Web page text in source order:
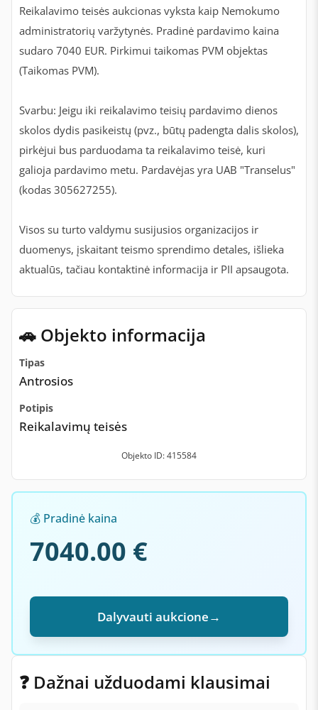
Reikalavimo teisės aukcionas vyksta kaip Nemokumo
administratorių varžytynės. Pradinė pardavimo kaina
sudaro 7040 EUR. Pirkimui taikomas PVM objektas
(Taikomas PVM).
Svarbu: Jeigu iki reikalavimo teisių pardavimo dienos
skolos dydis pasikeistų (pvz., būtų padengta dalis skolos),
pirkėjui bus parduodama ta reikalavimo teisė, kuri
galioja pardavimo metu. Pardavėjas yra UAB "Transelus"
(kodas 305627255).
Visos su turto valdymu susijusios organizacijos ir
duomenys, įskaitant teismo sprendimo detales, išlieka
aktualūs, tačiau kontaktinė informacija ir PII apsaugota.
❓ Dažnai užduodami klausimai
🚗 Objekto informacija
Tipas
Antrosios
Potipis
Reikalavimų teisės
Objekto ID: 415584
💰 Pradinė kaina
7040.00 €
Dalyvauti aukcione→